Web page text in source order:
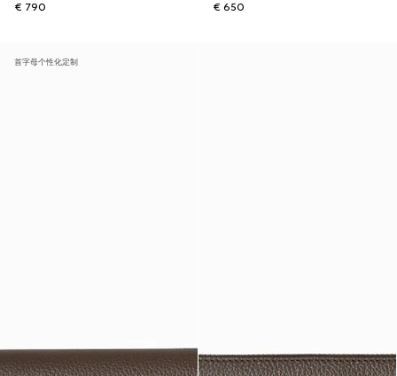
€ 790
€ 650
首字母个性化定制